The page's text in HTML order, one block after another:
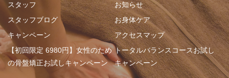
スタッフ
お知らせ
スタッフブログ
お身体ケア
キャンペーン
アクセスマップ
【初回限定 6980円】女性のため
の骨盤矯正お試しキャンペーン
トータルバランスコースお試し
キャンペーン